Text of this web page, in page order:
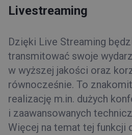
Livestreaming
Dzięki Live Streaming
transmitować swoje
w wyższej jakości oraz
równocześnie. To
realizację m.in. dużych
i zaawansowanych
Więcej na temat tej funkcji